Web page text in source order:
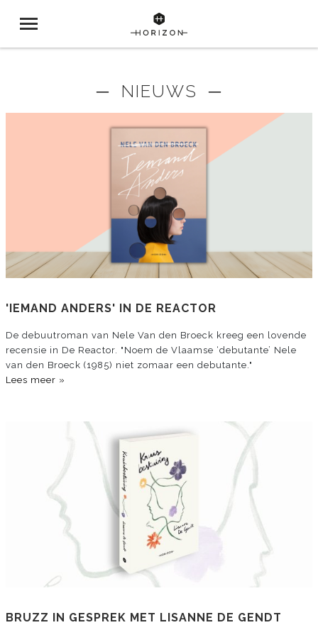
─ NIEUWS ─
'IEMAND ANDERS' IN DE REACTOR
De debuutroman van Nele Van den Broeck kreeg een lovende
recensie in De Reactor. "Noem de Vlaamse ‘debutante’ Nele
van den Broeck (1985) niet zomaar een debutante."
Lees meer »
BRUZZ IN GESPREK MET LISANNE DE GENDT